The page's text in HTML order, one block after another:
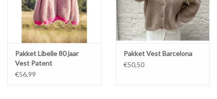
Pakket Libelle 80 jaar
Vest Patent
€56,99
Pakket Vest Barcelona
€50,50